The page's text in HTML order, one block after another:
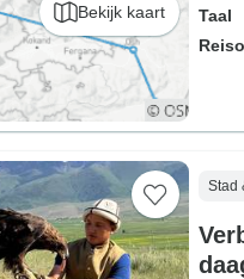
Bekijk kaart
Taal
Stad